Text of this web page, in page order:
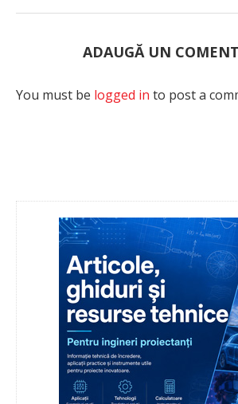
ADAUGĂ UN
You must be logged in to post a